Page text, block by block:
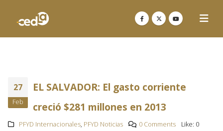
27
Feb
EL SALVADOR: El gasto corriente
creció $281 millones en 2013
PFYD Internacionales, PFYD Noticias 0 Comments Like: 0